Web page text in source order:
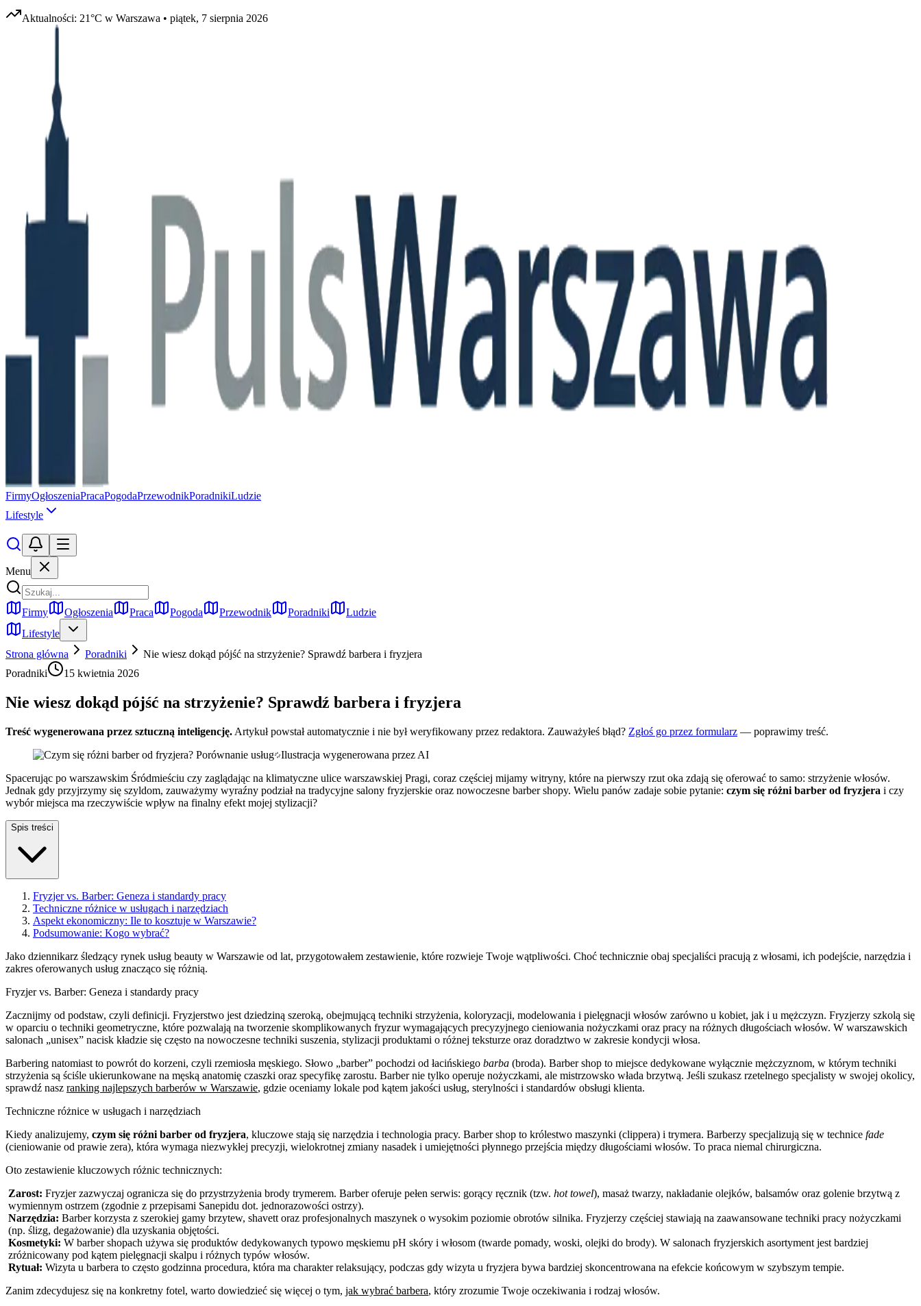
Aktualności: 21°C w Warszawa • piątek, 7 sierpnia 2026
FirmyOgłoszeniaPracaPogodaPrzewodnikPoradnikiLudzie
Lifestyle
Menu
Firmy Ogłoszenia Praca Pogoda Przewodnik Poradniki
Ludzie
Lifestyle
Strona główna
Poradniki
Nie wiesz dokąd pójść na strzyżenie? Sprawdź barbera i fryzjera
Poradniki
15 kwietnia 2026
Nie wiesz dokąd pójść na strzyżenie? Sprawdź barbera i fryzjera
Treść wygenerowana przez sztuczną inteligencję. Artykuł powstał automatycznie i nie był weryfikowany przez redaktora. Zauważyłeś błąd? Zgłoś go przez formularz — poprawimy treść.
Ilustracja wygenerowana przez AI
Spacerując po warszawskim Śródmieściu czy zaglądając na klimatyczne ulice warszawskiej Pragi, coraz częściej mijamy witryny, które na pierwszy rzut oka zdają się oferować to samo: strzyżenie włosów.
Jednak gdy przyjrzymy się szyldom, zauważymy wyraźny podział na tradycyjne salony fryzjerskie oraz nowoczesne barber shopy. Wielu panów zadaje sobie pytanie: czym się różni barber od fryzjera i czy
wybór miejsca ma rzeczywiście wpływ na finalny efekt mojej stylizacji?
Spis treści
Fryzjer vs. Barber: Geneza i standardy pracy
Techniczne różnice w usługach i narzędziach
Aspekt ekonomiczny: Ile to kosztuje w Warszawie?
Podsumowanie: Kogo wybrać?
Jako dziennikarz śledzący rynek usług beauty w Warszawie od lat, przygotowałem zestawienie, które rozwieje Twoje wątpliwości. Choć technicznie obaj specjaliści pracują z włosami, ich podejście, narzędzia i
zakres oferowanych usług znacząco się różnią.
Fryzjer vs. Barber: Geneza i standardy pracy
Zacznijmy od podstaw, czyli definicji. Fryzjerstwo jest dziedziną szeroką, obejmującą techniki strzyżenia, koloryzacji, modelowania i pielęgnacji włosów zarówno u kobiet, jak i u mężczyzn. Fryzjerzy szkolą się
w oparciu o techniki geometryczne, które pozwalają na tworzenie skomplikowanych fryzur wymagających precyzyjnego cieniowania nożyczkami oraz pracy na różnych długościach włosów. W warszawskich
salonach „unisex” nacisk kładzie się często na nowoczesne techniki suszenia, stylizacji produktami o różnej teksturze oraz doradztwo w zakresie kondycji włosa.
Barbering natomiast to powrót do korzeni, czyli rzemiosła męskiego. Słowo „barber” pochodzi od łacińskiego barba (broda). Barber shop to miejsce dedykowane wyłącznie mężczyznom, w którym techniki
strzyżenia są ściśle ukierunkowane na męską anatomię czaszki oraz specyfikę zarostu. Barber nie tylko operuje nożyczkami, ale mistrzowsko włada brzytwą. Jeśli szukasz rzetelnego specjalisty w swojej okolicy,
sprawdź nasz ranking najlepszych barberów w Warszawie, gdzie oceniamy lokale pod kątem jakości usług, sterylności i standardów obsługi klienta.
Techniczne różnice w usługach i narzędziach
Kiedy analizujemy, czym się różni barber od fryzjera, kluczowe stają się narzędzia i technologia pracy. Barber shop to królestwo maszynki (clippera) i trymera. Barberzy specjalizują się w technice fade
(cieniowanie od prawie zera), która wymaga niezwykłej precyzji, wielokrotnej zmiany nasadek i umiejętności płynnego przejścia między długościami włosów. To praca niemal chirurgiczna.
Oto zestawienie kluczowych różnic technicznych:
Zarost: Fryzjer zazwyczaj ogranicza się do przystrzyżenia brody trymerem. Barber oferuje pełen serwis: gorący ręcznik (tzw. hot towel), masaż twarzy, nakładanie olejków, balsamów oraz golenie brzytwą z
wymiennym ostrzem (zgodnie z przepisami Sanepidu dot. jednorazowości ostrzy).
Narzędzia: Barber korzysta z szerokiej gamy brzytew, shavett oraz profesjonalnych maszynek o wysokim poziomie obrotów silnika. Fryzjerzy częściej stawiają na zaawansowane techniki pracy nożyczkami
(np. ślizg, degażowanie) dla uzyskania objętości.
Kosmetyki: W barber shopach używa się produktów dedykowanych typowo męskiemu pH skóry i włosom (twarde pomady, woski, olejki do brody). W salonach fryzjerskich asortyment jest bardziej
zróżnicowany pod kątem pielęgnacji skalpu i różnych typów włosów.
Rytuał: Wizyta u barbera to często godzinna procedura, która ma charakter relaksujący, podczas gdy wizyta u fryzjera bywa bardziej skoncentrowana na efekcie końcowym w szybszym tempie.
Zanim zdecydujesz się na konkretny fotel, warto dowiedzieć się więcej o tym, jak wybrać barbera, który zrozumie Twoje oczekiwania i rodzaj włosów.